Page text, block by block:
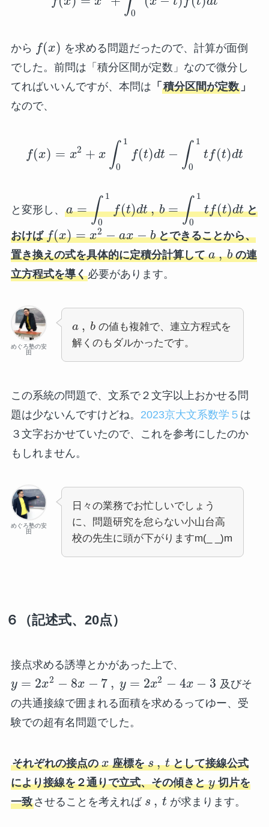
0
から f(x) を求める問題だったので、計算が面倒
でした。前問は「積分区間が定数」なので微分し
てればいいんですが、本問は 「 積分区間が定数」
なので、
f(x) = x2 + x ∫ 1
0
f(t)dt − ∫ 1
0
t f(t)dt
と変形し、 a = ∫ 1
0
f(t)dt , b = ∫ 1
0
tf(t)dtと
おけばf(x) = x2 − ax − bとできることから、
置き換えの式を具体的に定積分計算してa , bの連
立方程式を導く必要があります。
めぐろ塾の安
田
a , b の値も複雑で、連立方程式を
解くのもダルかったです。
この系統の問題で、文系で２文字以上おかせる問
題は少ないんですけどね。 2023京大文系数学５ は
３文字おかせていたので、これを参考にしたのか
もしれません。
めぐろ塾の安
田
日々の業務でお忙しいでしょう
に、問題研究を怠らない小山台高
校の先生に頭が下がりますm(_ _)m
６（記述式、20点）
接点求める誘導とかがあった上で、
y = 2x2 − 8x − 7 , y = 2x2 − 4x − 3 及びそ
の共通接線で囲まれる面積を求めるってゆー、受
験での超有名問題でした。
それぞれの接点のx座標をs , tとして接線公式
により接線を２通りで立式、その傾きとy切片を
一致させることを考えれば s , t が求まります。